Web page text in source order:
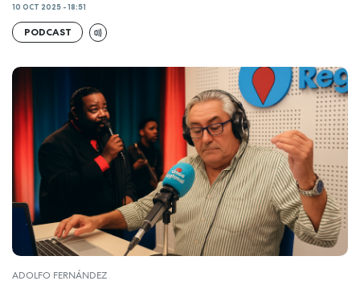
10 OCT 2025 - 18:51
PODCAST
ADOLFO FERNÁNDEZ